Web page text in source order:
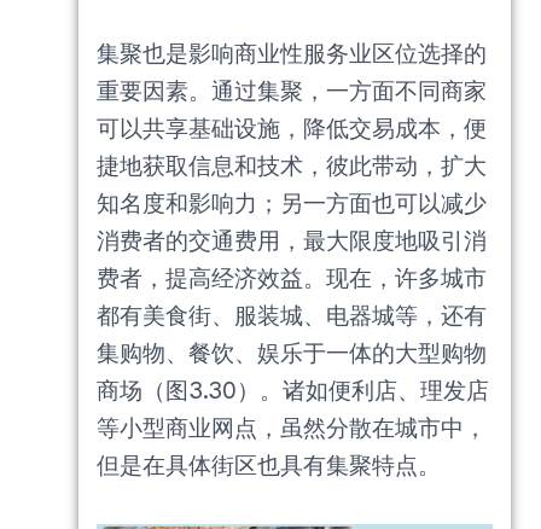
集聚也是影响商业性服务业区位选择的
重要因素。通过集聚，一方面不同商家
可以共享基础设施，降低交易成本，便
捷地获取信息和技术，彼此带动，扩大
知名度和影响力；另一方面也可以减少
消费者的交通费用，最大限度地吸引消
费者，提高经济效益。现在，许多城市
都有美食街、服装城、电器城等，还有
集购物、餐饮、娱乐于一体的大型购物
商场（图3.30）。诸如便利店、理发店
等小型商业网点，虽然分散在城市中，
但是在具体街区也具有集聚特点。